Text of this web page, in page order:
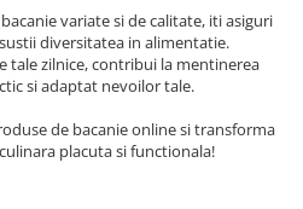
variate si de calitate, iti asiguri
diversitatea in alimentatie.
tale zilnice, contribui la mentinerea
si adaptat nevoilor tale.
de bacanie online si transforma
placuta si functionala!